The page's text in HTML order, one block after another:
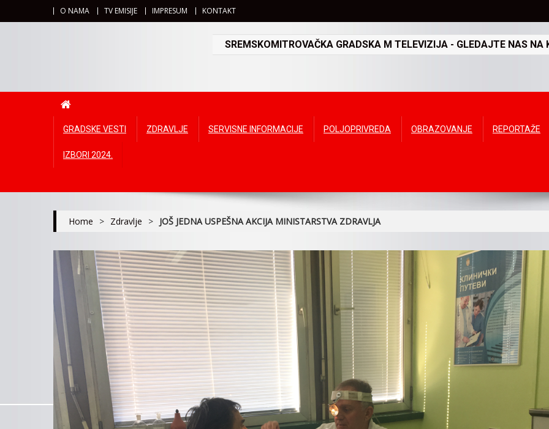
O NAMA TV EMISIJE IMPRESUM KONTAKT
SREMSKOMITROVAČKA GRADSKA M TELEVIZIJA - GLEDAJTE NAS
GRADSKE VESTI ZDRAVLJE SERVISNE INFORMACIJE POLJOPRIVREDA OBRAZOVANJE REPORTAŽE
IZBORI 2024.
Home > Zdravlje > JOŠ JEDNA USPEŠNA AKCIJA MINISTARSTVA ZDRAVLJA